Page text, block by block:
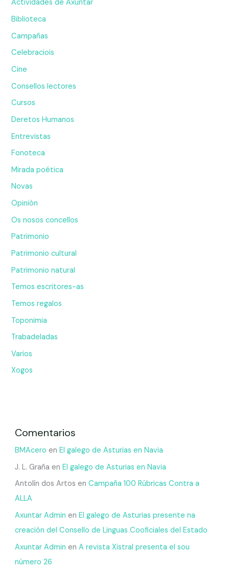
Actividades de Axuntar
Biblioteca
Campañas
Celebraciois
Cine
Consellos lectores
Cursos
Deretos Humanos
Entrevistas
Fonoteca
Mirada poética
Novas
Opinión
Os nosos concellos
Patrimonio
Patrimonio cultural
Patrimonio natural
Temos escritores-as
Temos regalos
Toponimia
Trabadeladas
Varios
Xogos
Comentarios
BMAcero en El galego de Asturias en Navia
J. L. Graña en El galego de Asturias en Navia
Antolín dos Artos en Campaña 100 Rúbricas Contra a
ALLA
Axuntar Admin en El galego de Asturias presente na
creación del Consello de Linguas Cooficiales del Estado
Axuntar Admin en A revista Xistral presenta el sou
número 26